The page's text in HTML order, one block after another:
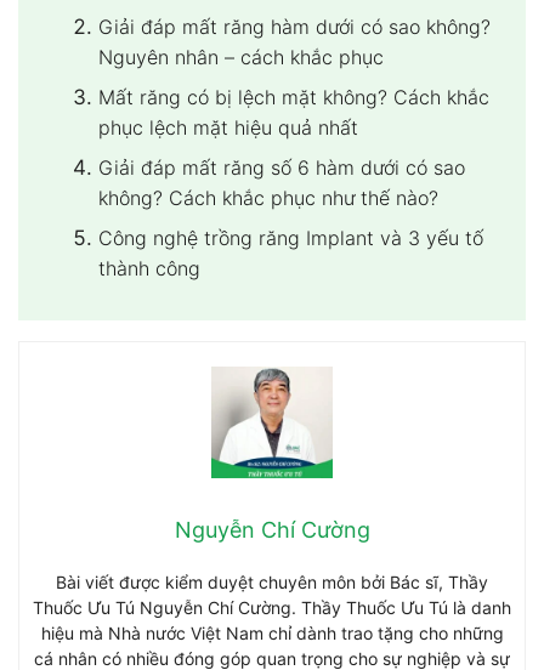
Giải đáp mất răng hàm dưới có sao không?
Nguyên nhân – cách khắc phục
Mất răng có bị lệch mặt không? Cách khắc
phục lệch mặt hiệu quả nhất
Giải đáp mất răng số 6 hàm dưới có sao
không? Cách khắc phục như thế nào?
Công nghệ trồng răng Implant và 3 yếu tố
thành công
Nguyễn Chí Cường
Bài viết được kiểm duyệt chuyên môn bởi Bác sĩ, Thầy
Thuốc Ưu Tú Nguyễn Chí Cường. Thầy Thuốc Ưu Tú là danh
hiệu mà Nhà nước Việt Nam chỉ dành trao tặng cho những
cá nhân có nhiều đóng góp quan trọng cho sự nghiệp và sự